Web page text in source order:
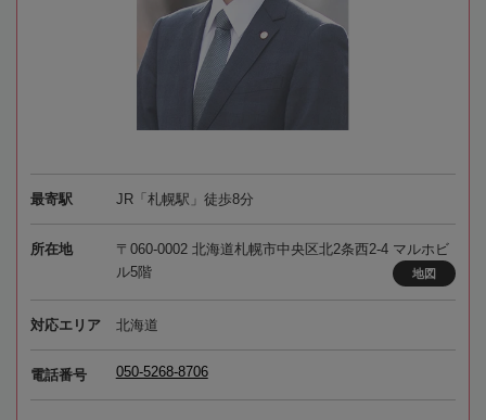
最寄駅 JR「札幌駅」徒歩8分
所在地
〒060-0002 北海道札幌市中央区北2条西2-4 マルホビ
ル5階
地図
対応エリア 北海道
電話番号 050-5268-8706